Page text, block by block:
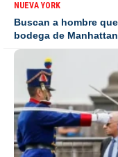
NUEVA YORK
Buscan a hombre
bodega de Manhattan